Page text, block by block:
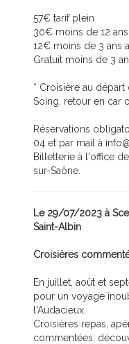
57€ tarif plein
30€ moins de 12 ans
12€ moins de 3 ans
Gratuit moins de 3
* Croisière au départ
Soing, retour en car
Réservations
04 et par mail à
Billetterie à l'office
sur-Saône.
Le 29/07/2023 à
Saint-Albin
Croisières
En juillet, août et
pour un voyage
l'Audacieux.
Croisières repas,
commentées,